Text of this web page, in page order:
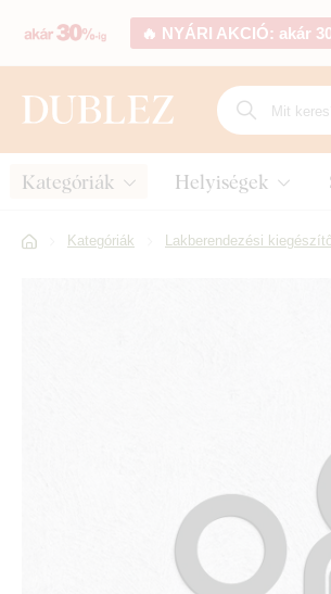
🔥 NYÁRI AKCIÓ: akár
Kategóriák Helyiségek
Kategóriák Lakberendezési